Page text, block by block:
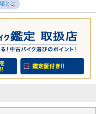
とは